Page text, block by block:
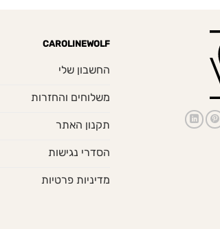
CAROLINEWOLF
החשבון שלי
משלוחים והחזרות
תקנון האתר
הסדרי נגישות
מדיניות פרטיות